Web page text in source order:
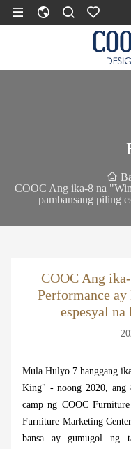
COOC Ang ika-8 na
pambansang piling
COOC Ang
Performance
espesyal na
Mula Hulyo 7 hanggang
King" - noong 2020, ang
camp ng COOC
Furniture Marketing
bansa ay gumugol ng